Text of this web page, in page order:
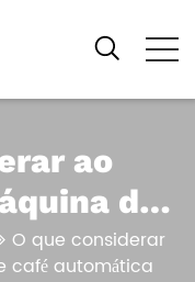
ao
de
O que considerar
café automática